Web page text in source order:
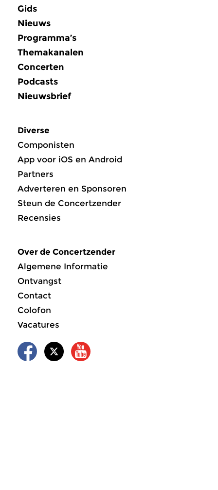
Gids
Nieuws
Programma’s
Themakanalen
Concerten
Podcasts
Nieuwsbrief
Diverse
Componisten
App voor iOS en Android
Partners
Adverteren en Sponsoren
Steun de Concertzender
Recensies
Over de Concertzender
Algemene Informatie
Ontvangst
Contact
Colofon
Vacatures